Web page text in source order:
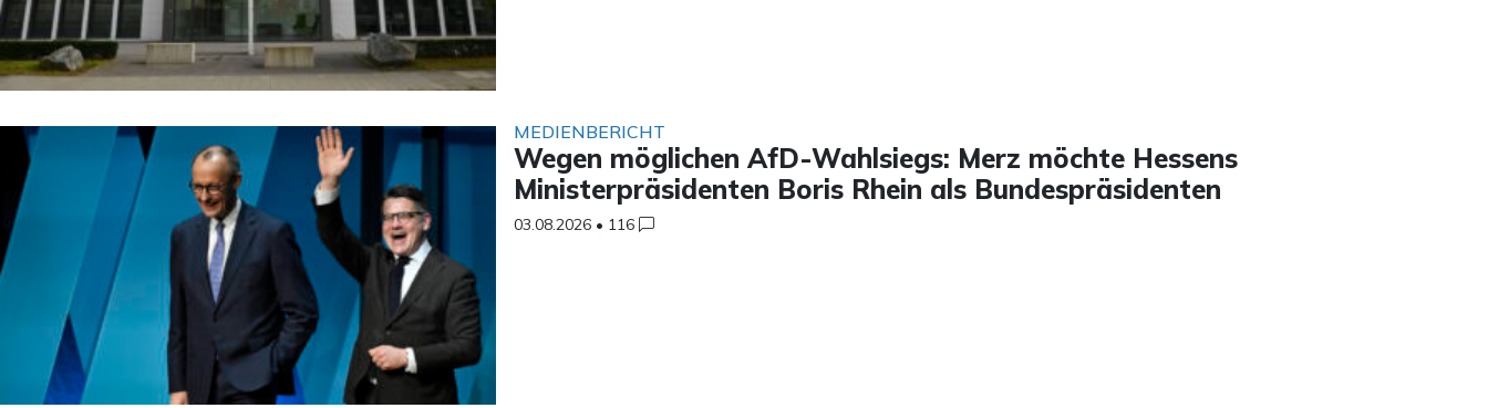
MEDIENBERICHT
Wegen möglichen AfD-Wahlsiegs: Merz möchte Hessens
Ministerpräsidenten Boris Rhein als Bundespräsidenten
03.08.2026 • 116